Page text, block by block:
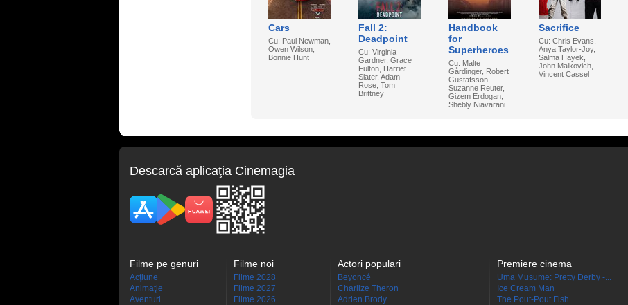
Cars
Cu: Paul Newman,
Owen Wilson,
Bonnie Hunt
Fall 2:
Deadpoint
Cu: Virginia
Gardner, Grace
Fulton, Harriet
Slater, Adam
Rose, Tom
Brittney
Handbook
for
Superheroes
Cu: Malte
Gårdinger, Robert
Gustafsson,
Suzanne Reuter,
Gizem Erdogan,
Shebly Niavarani
Sacrifice
Cu: Chris Evans,
Anya Taylor-Joy,
Salma Hayek,
John Malkovich,
Vincent Cassel
Descarcă aplicaţia Cinemagia
Filme pe genuri
Acţiune
Animaţie
Aventuri
Filme noi
Filme 2028
Filme 2027
Filme 2026
Actori populari
Beyoncé
Charlize Theron
Adrien Brody
Premiere cinema
Uma Musume: Pretty Derby -...
Ice Cream Man
The Pout-Pout Fish